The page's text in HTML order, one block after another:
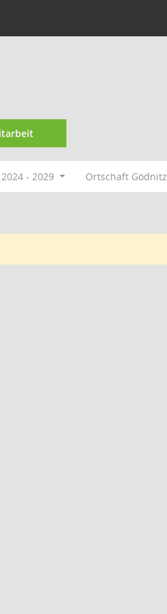
- 2029 Ortschaft Gödnitz